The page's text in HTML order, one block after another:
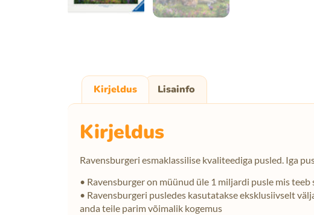
Kirjeldus Lisainfo
Kirjeldus
Ravensburgeri esmaklassilise kvaliteediga pusled. Iga
• Ravensburger on müünud üle 1 miljardi pusle mis
• Ravensburgeri pusledes kasutatakse eksklusiivselt
anda teile parim võimalik kogemus